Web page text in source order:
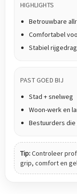
HIGHLIGHTS
Betrouwbare
Comfortabel
Stabiel rijgedrag
PAST GOED BIJ
Stad + snelweg
Woon-werk en
Bestuurders
Tip:Controleer
grip, comfort en